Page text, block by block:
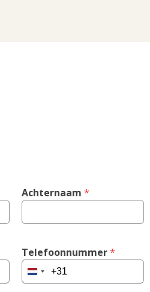
Achternaam *
Telefoonnummer *
Netherlands